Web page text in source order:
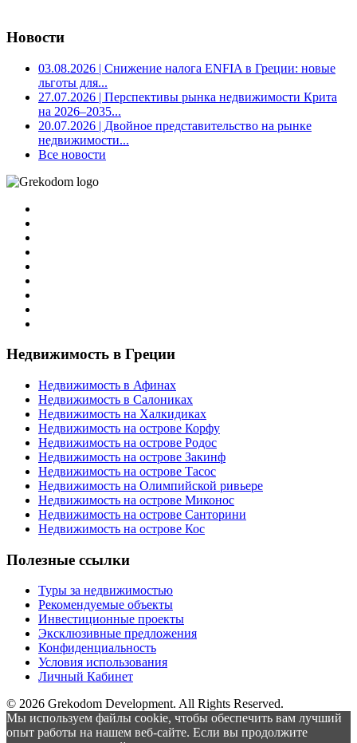
Новости
03.08.2026 | Снижение налога ENFIA в Греции: новые
льготы для...
27.07.2026 | Перспективы рынка недвижимости Крита
на 2026–2035...
20.07.2026 | Двойное представительство на рынке
недвижимости...
Все новости
Недвижимость в Греции
Недвижимость в Афинах
Недвижимость в Салониках
Недвижимость на Халкидиках
Недвижимость на острове Корфу
Недвижимость на острове Родос
Недвижимость на острове Закинф
Недвижимость на острове Тасос
Недвижимость на Олимпийской ривьере
Недвижимость на острове Миконос
Недвижимость на острове Санторини
Недвижимость на острове Кос
Полезные ссылки
Туры за недвижимостью
Рекомендуемые объекты
Инвестиционные проекты
Эксклюзивные предложения
Конфиденциальность
Условия использования
Личный Кабинет
© 2026 Grekodom Development. All Rights Reserved.
Мы используем файлы cookie, чтобы обеспечить вам лучший
опыт работы на нашем веб-сайте. Если вы продолжите